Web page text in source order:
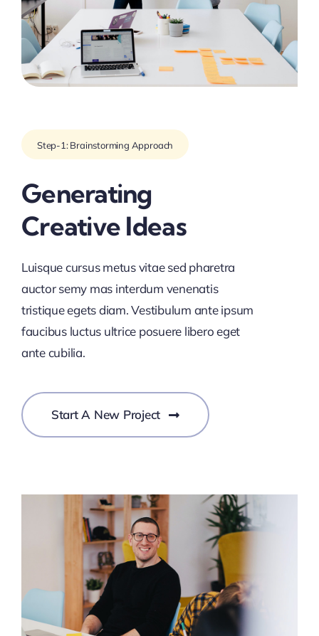
Step-1: Brainstorming Approach
Generating
Creative Ideas
Luisque cursus metus vitae sed pharetra
auctor semy mas interdum venenatis
tristique egets diam. Vestibulum ante ipsum
faucibus luctus ultrice posuere libero eget
ante cubilia.
Start A New Project